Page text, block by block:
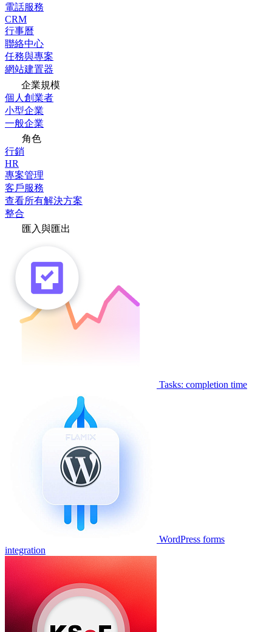
電話服務
CRM
行事曆
聯絡中心
任務與專案
網站建置器
企業規模
個人創業者
小型企業
一般企業
角色
行銷
HR
專案管理
客戶服務
查看所有解決方案
整合
匯入與匯出
Tasks: completion time
WordPress forms
integration